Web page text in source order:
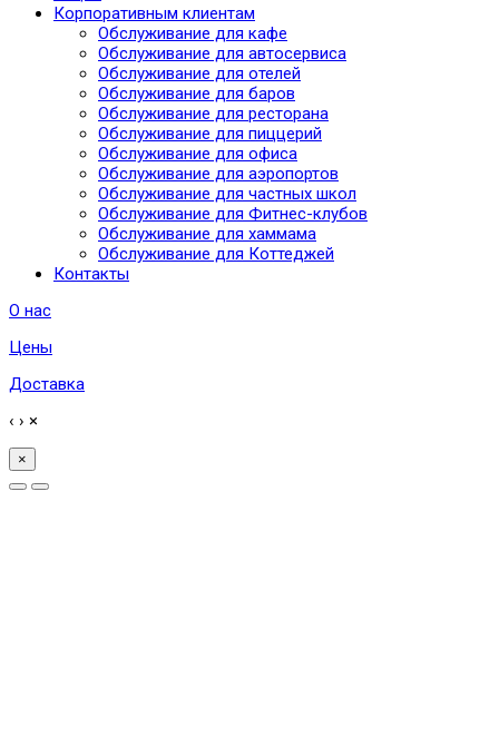
Корпоративным клиентам
Обслуживание для кафе
Обслуживание для автосервиса
Обслуживание для отелей
Обслуживание для баров
Обслуживание для ресторана
Обслуживание для пиццерий
Обслуживание для офиса
Обслуживание для аэропортов
Обслуживание для частных школ
Обслуживание для Фитнес-клубов
Обслуживание для хаммама
Обслуживание для Коттеджей
Контакты
О нас
Цены
Доставка
‹ › ×
×